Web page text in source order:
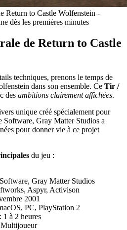
Return to Castle Wolfenstein -
dès les premières minutes
de Return to Castle
techniques, prenons le temps de
dans son ensemble. Ce Tir /
des ambitions clairement affichées.
unique créé spécialement pour
Software, Gray Matter Studios a
pour donner vie à ce projet
du jeu :
Gray Matter Studios
Aspyr, Activison
2001
PC, PlayStation 2
: 1 à 2 heures